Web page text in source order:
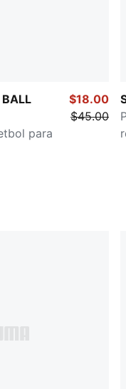
para
$18.00
$45.00